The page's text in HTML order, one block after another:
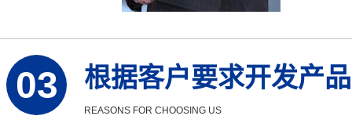
03 根据客户要求开发产品
REASONS FOR CHOOSING US